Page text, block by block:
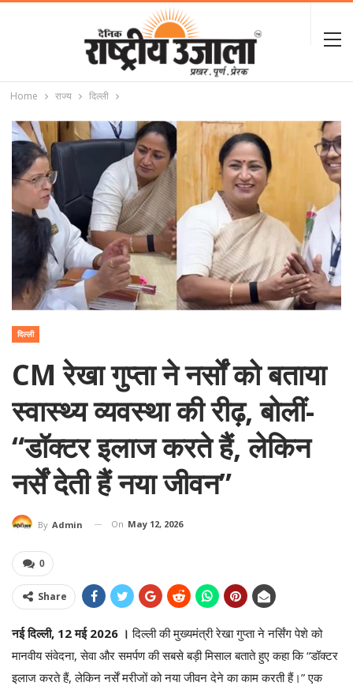
Home राज्य दिल्ली
दिल्ली
CM रेखा गुप्ता ने नर्सों को बताया
स्वास्थ्य व्यवस्था की रीढ़, बोलीं-
“डॉक्टर इलाज करते हैं, लेकिन
नर्सें देती हैं नया जीवन”
By Admin On May 12, 2026
0
Share
नई दिल्ली, 12 मई 2026 ।दिल्ली की मुख्यमंत्री रेखा गुप्ता ने नर्सिंग पेशे को
मानवीय संवेदना, सेवा और समर्पण की सबसे बड़ी मिसाल बताते हुए कहा कि “डॉक्टर
इलाज करते हैं, लेकिन नर्सें मरीजों को नया जीवन देने का काम करती हैं।” एक